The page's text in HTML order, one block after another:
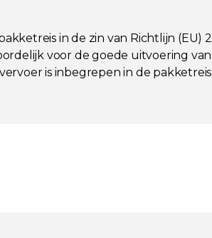
in de zin van Richtlijn
voor de goede uitvoering
is inbegrepen in de